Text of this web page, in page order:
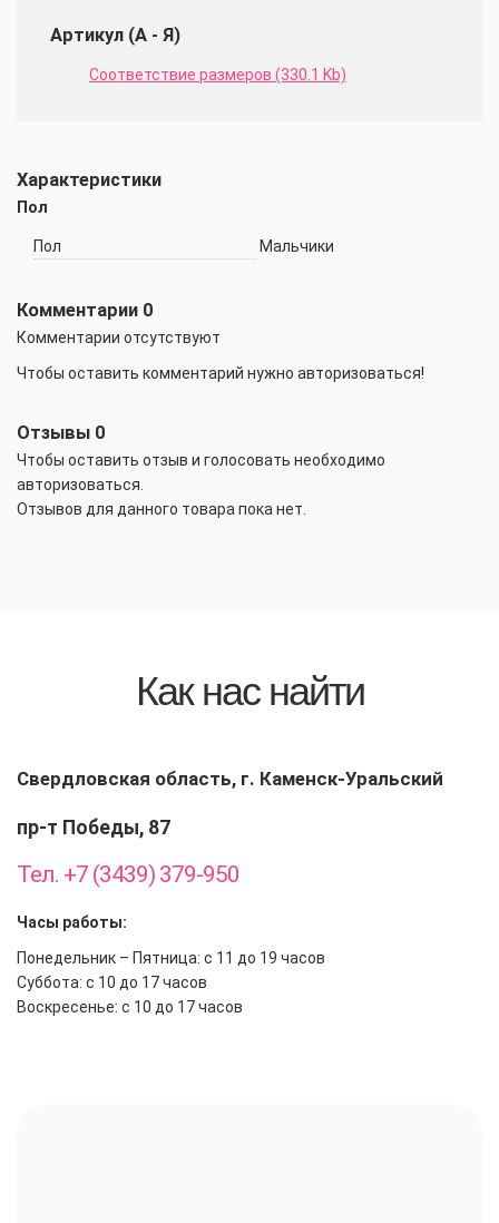
Артикул (А - Я)
Соответствие размеров (330.1 Kb)
Характеристики
Пол
Пол Мальчики
Комментарии 0
Комментарии отсутствуют
Чтобы оставить комментарий нужно авторизоваться!
Отзывы 0
Чтобы оcтавить отзыв и голосовать необходимо
авторизоваться.
Отзывов для данного товара пока нет.
Как нас найти
Свердловская область, г. Каменск-Уральский
пр-т Победы, 87
Тел. +7 (3439) 379-950
Часы работы:
Понедельник – Пятница: с 11 до 19 часов
Суббота: с 10 до 17 часов
Воскресенье: с 10 до 17 часов